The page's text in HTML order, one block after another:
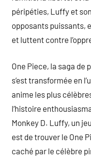
péripéties, Luffy et
opposants puissants,
et luttent contre
One Piece, la saga de
s’est transformée en
anime les plus
l’histoire
Monkey D. Luffy, un
est de trouver le One
caché par le célèbre